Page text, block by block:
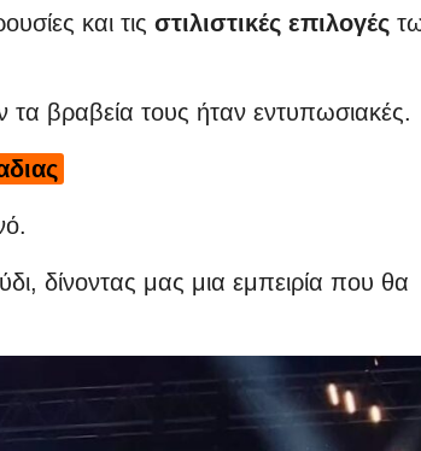
και τις στιλιστικές επιλογές
βραβεία τους ήταν εντυπωσιακές.
δίνοντας μας μια εμπειρία που θα